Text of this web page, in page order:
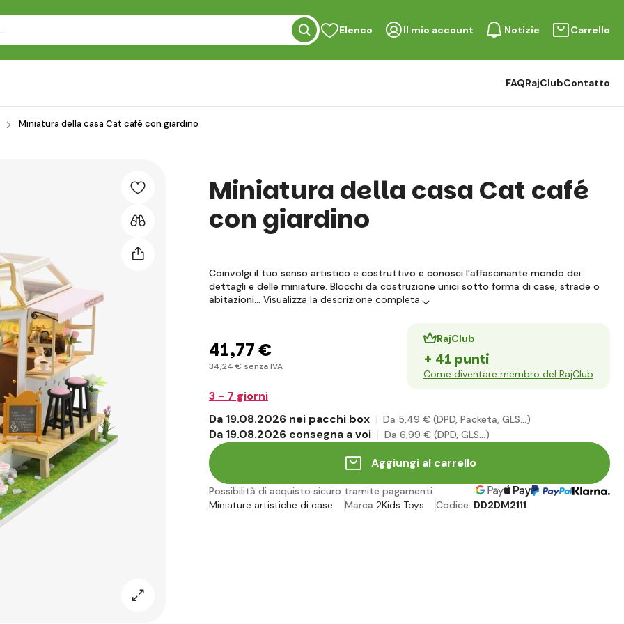
Elenco Il mio account Notizie Carrello
FAQRajClubContatto
Miniatura della casa Cat café con giardino
Miniatura della casa Cat café
con giardino
Coinvolgi il tuo senso artistico e costruttivo e conosci l'affascinante mondo dei
dettagli e delle miniature. Blocchi da costruzione unici sotto forma di case, strade o
abitazioni… Visualizza la descrizione completa
41,77 €
34,24 € senza IVA
RajClub
+ 41 punti
Come diventare membro del RajClub
3 - 7 giorni
Da 19.08.2026 nei pacchi box
Da 5,49 € (DPD, Packeta, GLS...)
Da 19.08.2026 consegna a voi Da 6,99 € (DPD, GLS...)
Aggiungi al carrello
Possibilità di acquisto sicuro tramite pagamenti
Miniature artistiche di case
Marca 2Kids Toys Codice: DD2DM2111